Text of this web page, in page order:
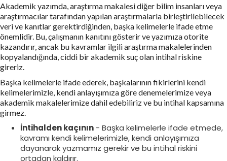
Akademik yazımda, araştırma makalesi diğer bilim insanları veya
araştırmacılar tarafından yapılan araştırmalarla birleştirilebilecek
veri ve kanıtlar gerektirdiğinden, başka kelimelerle ifade etme
önemlidir. Bu, çalışmanın kanıtını gösterir ve yazımıza otorite
kazandırır, ancak bu kavramlar ilgili araştırma makalelerinden
kopyalandığında, ciddi bir akademik suç olan intihal riskine
gireriz.
Başka kelimelerle ifade ederek, başkalarının fikirlerini kendi
kelimelerimizle, kendi anlayışımıza göre denemelerimize veya
akademik makalelerimize dahil edebiliriz ve bu intihal kapsamına
girmez.
İntihalden kaçının - Başka kelimelerle ifade etmede,
kavramı kendi kelimelerimizle, kendi anlayışımıza
dayanarak yazmamız gerekir ve bu intihal riskini
ortadan kaldırır.